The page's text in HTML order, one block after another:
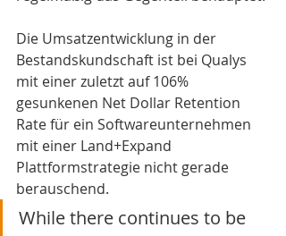
Die Umsatzentwicklung in der
Bestandskundschaft ist bei Qualys
mit einer zuletzt auf 106%
gesunkenen Net Dollar Retention
Rate für ein Softwareunternehmen
mit einer Land+Expand
Plattformstrategie nicht gerade
berauschend.
While there continues to be